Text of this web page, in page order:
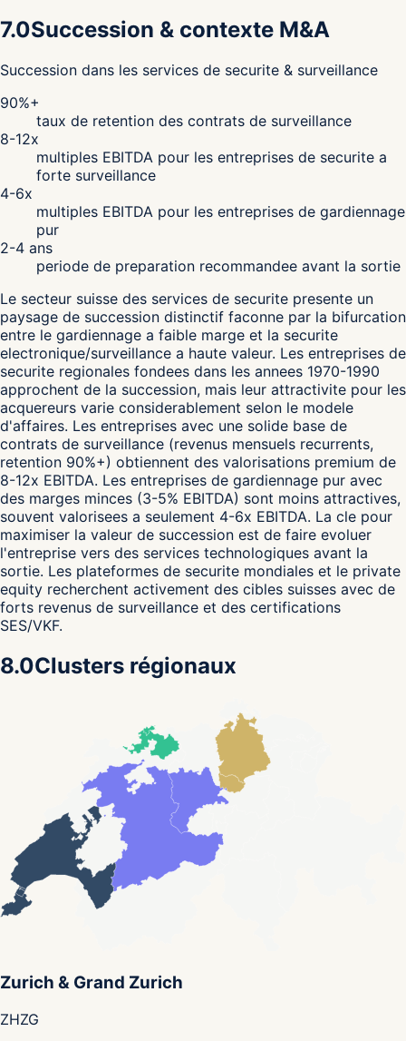
7.0Succession & contexte M&A
Succession dans les services de securite & surveillance
90%+
taux de retention des contrats de surveillance
8-12x
multiples EBITDA pour les entreprises de securite a
forte surveillance
4-6x
multiples EBITDA pour les entreprises de gardiennage
pur
2-4 ans
periode de preparation recommandee avant la sortie
Le secteur suisse des services de securite presente un
paysage de succession distinctif faconne par la bifurcation
entre le gardiennage a faible marge et la securite
electronique/surveillance a haute valeur. Les entreprises de
securite regionales fondees dans les annees 1970-1990
approchent de la succession, mais leur attractivite pour les
acquereurs varie considerablement selon le modele
d'affaires. Les entreprises avec une solide base de
contrats de surveillance (revenus mensuels recurrents,
retention 90%+) obtiennent des valorisations premium de
8-12x EBITDA. Les entreprises de gardiennage pur avec
des marges minces (3-5% EBITDA) sont moins attractives,
souvent valorisees a seulement 4-6x EBITDA. La cle pour
maximiser la valeur de succession est de faire evoluer
l'entreprise vers des services technologiques avant la
sortie. Les plateformes de securite mondiales et le private
equity recherchent activement des cibles suisses avec de
forts revenus de surveillance et des certifications
SES/VKF.
8.0Clusters régionaux
Zurich & Grand Zurich
ZHZG